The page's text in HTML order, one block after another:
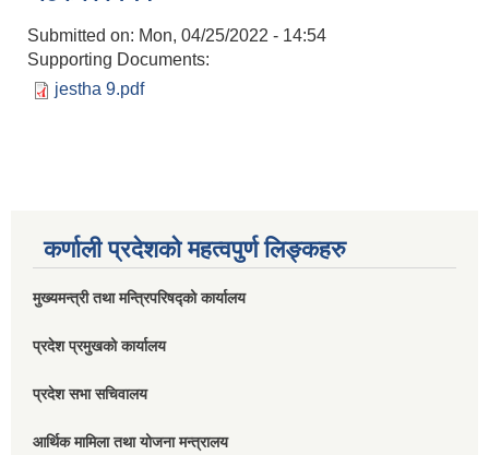
Submitted on: Mon, 04/25/2022 - 14:54
Supporting Documents:
jestha 9.pdf
कर्णाली प्रदेशको महत्वपुर्ण लिङ्कहरु
मुख्यमन्त्री तथा मन्त्रिपरिषद्को कार्यालय
प्रदेश प्रमुखको कार्यालय
प्रदेश सभा सचिवालय
आर्थिक मामिला तथा योजना मन्त्रालय